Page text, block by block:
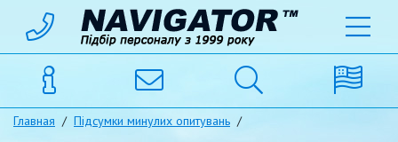
Главная / Підсумки минулих опитувань /